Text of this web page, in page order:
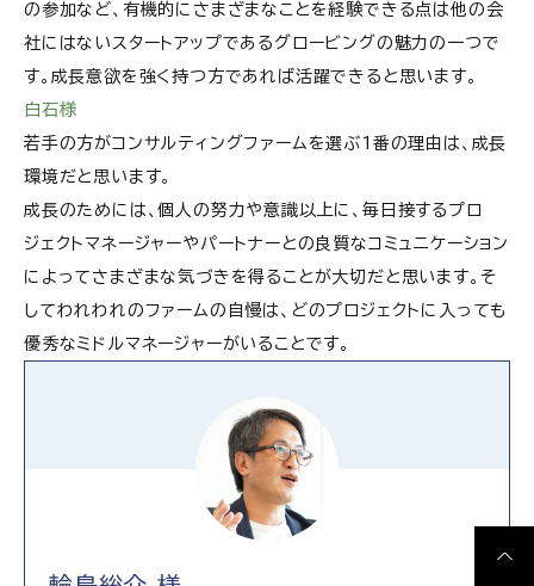
の参加など、有機的に さまざまなことを経験できる点は他の会
社にはないスタートアップであるグロービングの魅力の一つで
す。成長意欲を強く持つ方であれば活躍できると思います。
白石様
若手の方がコンサルティングファームを選ぶ1番の理由は、成長
環境だと思います。
成長のためには、個人の努力や意識以上に、毎日接するプロ
ジェクトマネージャーやパートナーとの良質なコミュニケーション
によって さまざまな気づきを得ることが大切だと思います。そ
してわれわれのファームの自慢は、どのプロジェクトに入っても
優秀なミドルマネージャーがいることです。